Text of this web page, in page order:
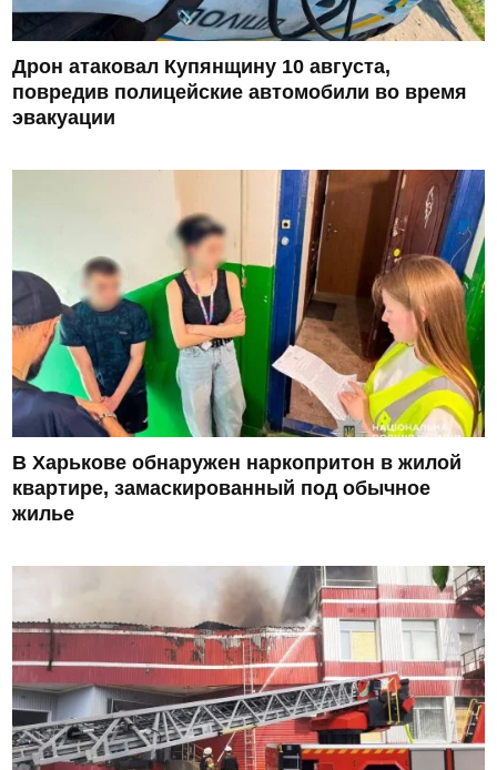
Дрон атаковал Купянщину 10 августа,
повредив полицейские автомобили во время
эвакуации
В Харькове обнаружен наркопритон в жилой
квартире, замаскированный под обычное
жилье